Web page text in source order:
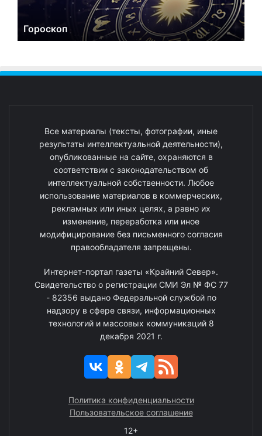
Гороскоп
Все материалы (тексты, фотографии, иные
результаты интеллектуальной деятельности),
опубликованные на сайте, охраняются в
соответствии с законодательством об
интеллектуальной собственности. Любое
использование материалов в коммерческих,
рекламных или иных целях, а равно их
изменение, переработка или иное
модифицирование без письменного согласия
правообладателя запрещены.
Интернет-портал газеты «Крайний Север».
Свидетельство о регистрации СМИ Эл № ФС 77
- 82356 выдано Федеральной службой по
надзору в сфере связи, информационных
технологий и массовых коммуникаций 8
декабря 2021 г.
Политика конфиденциальности
Пользовательское соглашение
12+